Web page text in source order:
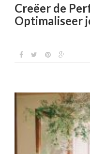
Creëer de
Optimaliseer